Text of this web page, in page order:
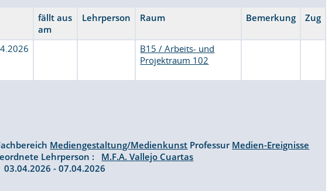
fällt aus
am
Lehrperson Raum Bemerkung Zug
B15 / Arbeits- und
Projektraum 102
Mediengestaltung/Medienkunst Professur Medien-Ereignisse
Lehrperson : M.F.A. Vallejo Cuartas
- 07.04.2026